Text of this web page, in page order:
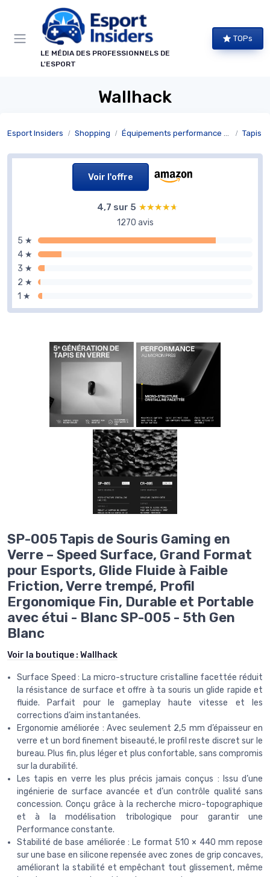
LE MÉDIA DES PROFESSIONNELS DE
L'ESPORT
TOPs
Wallhack
Esport Insiders Shopping Équipements performance eSport Tapis
Voir l'offre
4,7 sur 5 ★★★★★
★★★★★
1270 avis
5 ★
4 ★
3 ★
2 ★
1 ★
SP-005 Tapis de Souris Gaming en
Verre – Speed Surface, Grand Format
pour Esports, Glide Fluide à Faible
Friction, Verre trempé, Profil
Ergonomique Fin, Durable et Portable
avec étui - Blanc SP-005 - 5th Gen
Blanc
Voir la boutique : Wallhack
Surface Speed : La micro-structure cristalline facettée réduit
la résistance de surface et offre à ta souris un glide rapide et
fluide. Parfait pour le gameplay haute vitesse et les
corrections d’aim instantanées.
Ergonomie améliorée : Avec seulement 2,5 mm d’épaisseur en
verre et un bord finement biseauté, le profil reste discret sur le
bureau. Plus fin, plus léger et plus confortable, sans compromis
sur la durabilité.
Les tapis en verre les plus précis jamais conçus : Issu d’une
ingénierie de surface avancée et d’un contrôle qualité sans
concession. Conçu grâce à la recherche micro-topographique
et à la modélisation tribologique pour garantir une
Performance constante.
Stabilité de base améliorée : Le format 510 × 440 mm repose
sur une base en silicone repensée avec zones de grip concaves,
améliorant la stabilité et empêchant tout glissement, même
Panneau de gestion des cookies